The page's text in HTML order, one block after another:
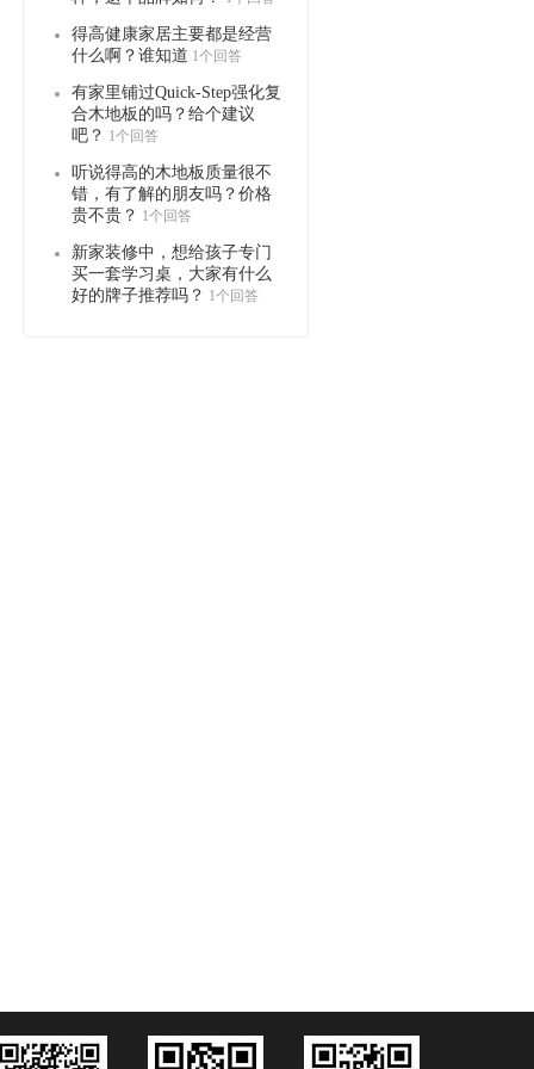
得高健康家居主要都是经营
什么啊？谁知道 1个回答
有家里铺过Quick-Step强化复
合木地板的吗？给个建议
吧？ 1个回答
听说得高的木地板质量很不
错，有了解的朋友吗？价格
贵不贵？ 1个回答
新家装修中，想给孩子专门
买一套学习桌，大家有什么
好的牌子推荐吗？ 1个回答